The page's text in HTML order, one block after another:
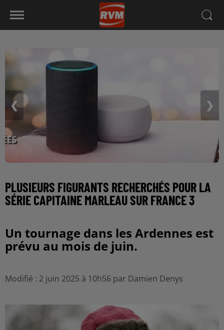
❮ ❯
PLUSIEURS FIGURANTS RECHERCHÉS POUR LA
SÉRIE CAPITAINE MARLEAU SUR FRANCE 3
Un tournage dans les Ardennes est
prévu au mois de juin.
Modifié : 2 juin 2025 à 10h56 par Damien Denys